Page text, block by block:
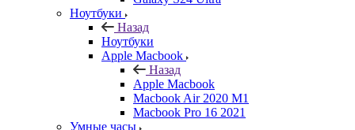
Ноутбуки
Назад
Ноутбуки
Apple Macbook
Назад
Apple Macbook
Macbook Air 2020 M1
Macbook Pro 16 2021
Умные часы